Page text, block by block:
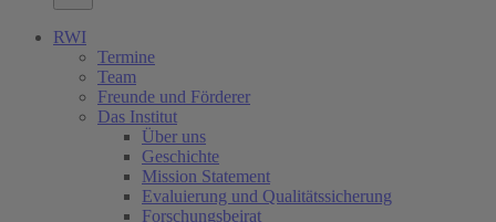
RWI
Termine
Team
Freunde und Förderer
Das Institut
Über uns
Geschichte
Mission Statement
Evaluierung und Qualitätssicherung
Forschungsbeirat